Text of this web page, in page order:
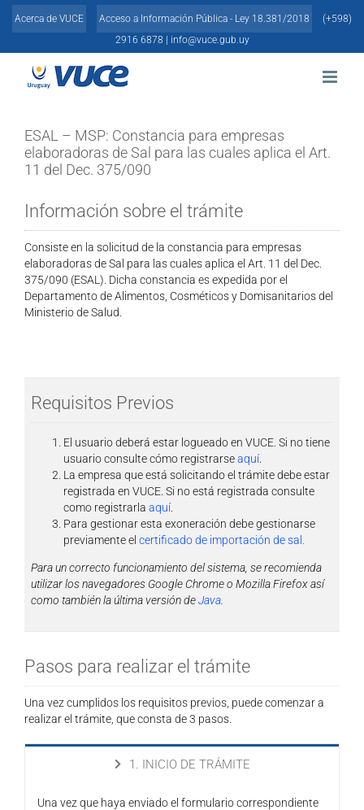
Skip
Acerca de VUCE Acceso a Información Pública - Ley 18.381/2018
(+598)
2916 6878 |
info@vuce.gub.uy
ESAL – MSP: Constancia para empresas
elaboradoras de Sal para las cuales aplica el Art.
11 del Dec. 375/090
Información sobre el trámite
Consiste en la solicitud de la constancia para empresas
elaboradoras de Sal para las cuales aplica el Art. 11 del Dec.
375/090 (ESAL). Dicha constancia es expedida por el
Departamento de Alimentos, Cosméticos y Domisanitarios del
Ministerio de Salud.
Requisitos Previos
El usuario deberá estar logueado en VUCE. Si no tiene
usuario consulte cómo registrarseaquí.
La empresa que está solicitando el trámite debe estar
registrada en VUCE. Si no está registrada consulte
como registrarla aquí.
Para gestionar esta exoneración debe gestionarse
previamente el certificado de importación de sal.
Para un correcto funcionamiento del sistema, se recomienda
utilizar los navegadores Google Chrome o Mozilla Firefox así
como también la última versión deJava.
Pasos para realizar el trámite
Una vez cumplidos los requisitos previos, puede comenzar a
realizar el trámite, que consta de 3 pasos.
1. INICIO DE TRÁMITE
Una vez que haya enviado el formulario correspondiente